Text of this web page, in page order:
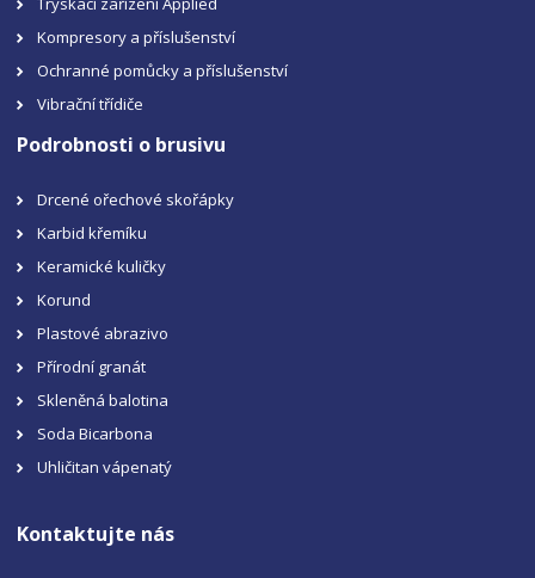
Kompresory a příslušenství
Ochranné pomůcky a příslušenství
Vibrační třídiče
Podrobnosti o brusivu
Drcené ořechové skořápky
Karbid křemíku
Keramické kuličky
Korund
Plastové abrazivo
Přírodní granát
Skleněná balotina
Soda Bicarbona
Uhličitan vápenatý
Kontaktujte nás